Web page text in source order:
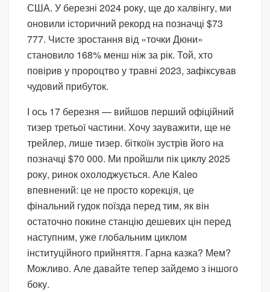
США. У березні 2024 року, ще до халвінгу, ми
оновили історичний рекорд на позначці $73
777. Чисте зростання від «точки Дюни»
становило 168% менш ніж за рік. Той, хто
повірив у пророцтво у травні 2023, зафіксував
чудовий прибуток.
І ось 17 березня — вийшов перший офіційний
тизер третьої частини. Хочу зауважити, ще не
трейлер, лише тизер. біткоїн зустрів його на
позначці $70 000. Ми пройшли пік циклу 2025
року, ринок охолоджується. Але Kaleo
впевнений: це не просто корекція, це
фінальний гудок поїзда перед тим, як він
остаточно покине станцію дешевих цін перед
наступним, уже глобальним циклом
інституційного прийняття. Гарна казка? Мем?
Можливо. Але давайте тепер зайдемо з іншого
боку.